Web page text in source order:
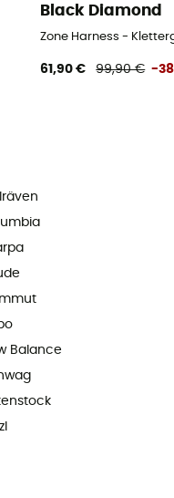
Black Diamond
Zone Harness -
61,90 € 99,90 € -
Balance